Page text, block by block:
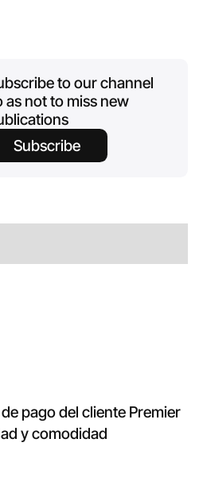
to our channel
as not to miss new
Subscribe
pago del cliente Premier
y comodidad